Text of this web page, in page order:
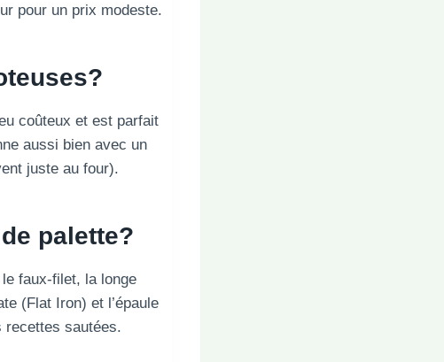
pour un prix modeste.
coûteux et est parfait
aussi bien avec un
juste au four).
palette?
faux-filet, la longe
(Flat Iron) et l’épaule
recettes sautées.